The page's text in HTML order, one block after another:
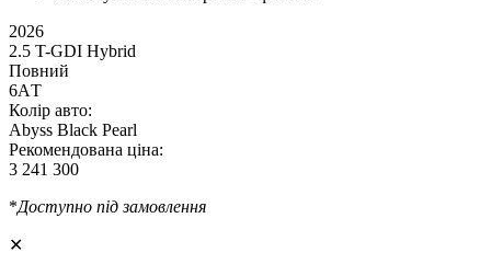
2026
2.5 T-GDI Hybrid
Повний
6AТ
Колір авто:
Abyss Black Pearl
Рекомендована ціна:
3 241 300
*Доступно під замовлення
✕